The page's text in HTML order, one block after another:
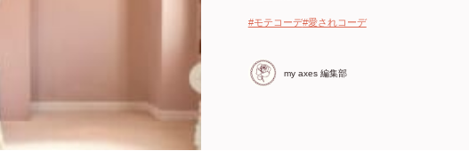
#モテコーデ#愛されコーデ
my axes 編集部